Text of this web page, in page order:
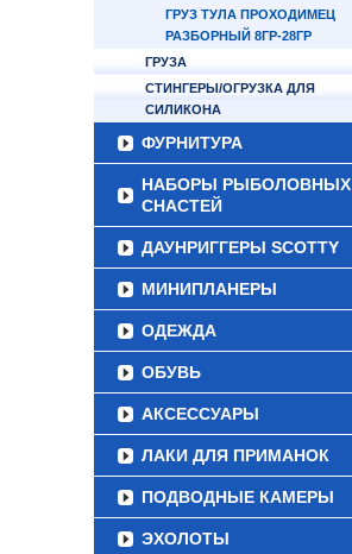
ГРУЗ ТУЛА ПРОХОДИМЕЦ
РАЗБОРНЫЙ 8ГР-28ГР
ГРУЗА
СТИНГЕРЫ/ОГРУЗКА ДЛЯ
СИЛИКОНА
ФУРНИТУРА
НАБОРЫ РЫБОЛОВНЫХ
СНАСТЕЙ
ДАУНРИГГЕРЫ SCOTTY
МИНИПЛАНЕРЫ
ОДЕЖДА
ОБУВЬ
АКСЕССУАРЫ
ЛАКИ ДЛЯ ПРИМАНОК
ПОДВОДНЫЕ КАМЕРЫ
ЭХОЛОТЫ